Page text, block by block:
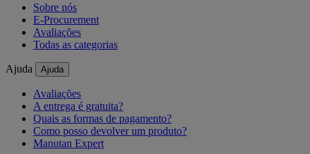
Sobre nós
E-Procurement
Avaliações
Todas as categorias
Ajuda Ajuda
Avaliações
A entrega é gratuita?
Quais as formas de pagamento?
Como posso devolver um produto?
Manutan Expert